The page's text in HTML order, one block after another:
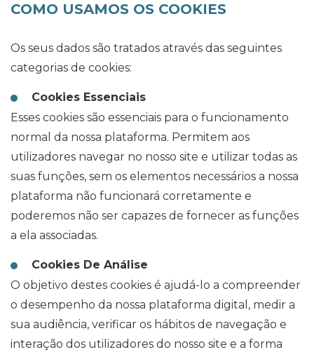
COMO USAMOS OS COOKIES
Os seus dados são tratados através das seguintes
categorias de cookies:
Cookies Essenciais
Esses cookies são essenciais para o funcionamento
normal da nossa plataforma. Permitem aos
utilizadores navegar no nosso site e utilizar todas as
suas funções, sem os elementos necessários a nossa
plataforma não funcionará corretamente e
poderemos não ser capazes de fornecer as funções
a ela associadas.
Cookies De Análise
O objetivo destes cookies é ajudá-lo a compreender
o desempenho da nossa plataforma digital, medir a
sua audiência, verificar os hábitos de navegação e
interação dos utilizadores do nosso site e a forma